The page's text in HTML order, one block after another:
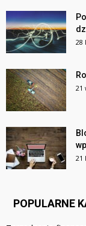
28
21
21
POPULARNE